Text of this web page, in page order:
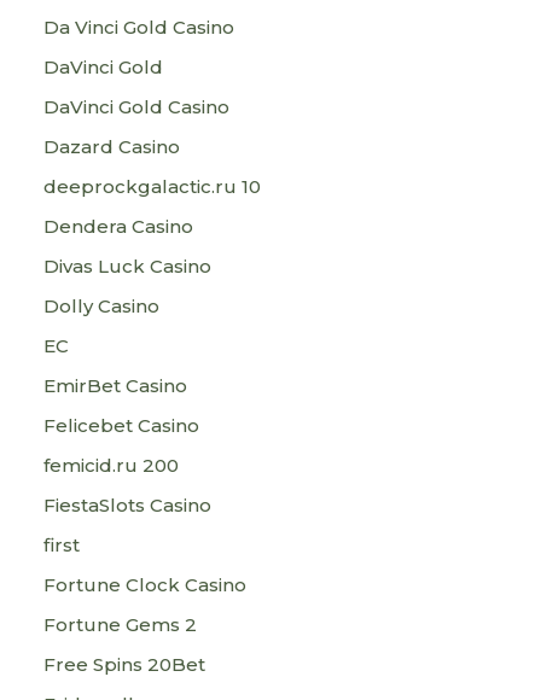
Da Vinci Gold Casino
DaVinci Gold
DaVinci Gold Casino
Dazard Casino
deeprockgalactic.ru 10
Dendera Casino
Divas Luck Casino
Dolly Casino
EC
EmirBet Casino
Felicebet Casino
femicid.ru 200
FiestaSlots Casino
first
Fortune Clock Casino
Fortune Gems 2
Free Spins 20Bet